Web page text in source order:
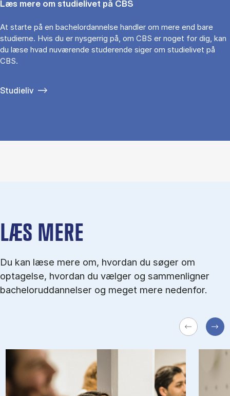
Læs mere om studielivet på CBS
At starte på en bachelordannelse handler om mere end bare
studierne. Hvis du er nysgerrig på, om CBS er noget for dig, kan
du læse hvad nuværende studerende siger om studielivet på
CBS.
Studieliv
LÆS MERE
Du kan læse mere om, hvordan du søger om
optagelse, hvordan du vælger og sammenligner
bacheloruddannelser og meget mere nedenfor.